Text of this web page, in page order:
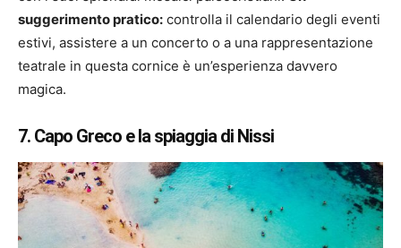
suggerimento pratico: controlla il calendario degli eventi
estivi, assistere a un concerto o a una rappresentazione
teatrale in questa cornice è un’esperienza davvero
magica.
7. Capo Greco e la spiaggia di Nissi